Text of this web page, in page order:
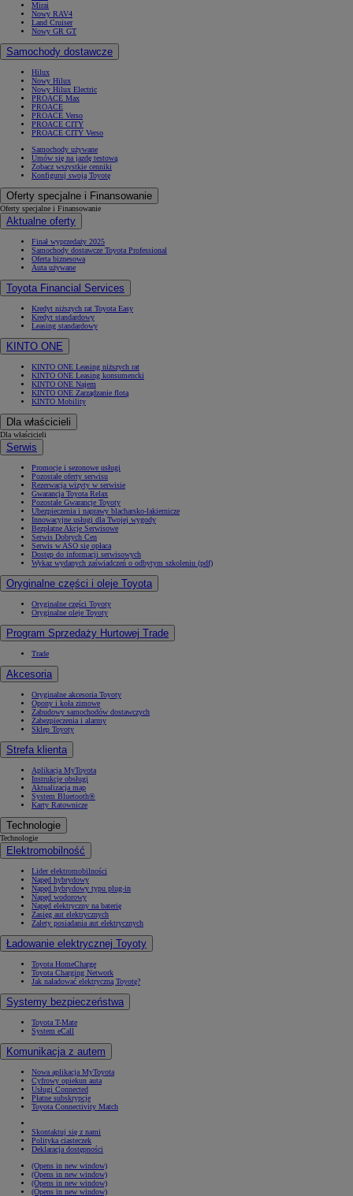
Mirai
Nowy RAV4
Land Cruiser
Nowy GR GT
Samochody dostawcze
Hilux
Nowy Hilux
Nowy Hilux Electric
PROACE Max
PROACE
PROACE Verso
PROACE CITY
PROACE CITY Verso
Samochody używane
Umów się na jazdę testową
Zobacz wszystkie cenniki
Konfiguruj swoją Toyotę
Oferty specjalne i Finansowanie
Oferty specjalne i Finansowanie
Aktualne oferty
Finał wyprzedaży 2025
Samochody dostawcze Toyota Professional
Oferta biznesowa
Auta używane
Toyota Financial Services
Kredyt niższych rat Toyota Easy
Kredyt standardowy
Leasing standardowy
KINTO ONE
KINTO ONE Leasing niższych rat
KINTO ONE Leasing konsumencki
KINTO ONE Najem
KINTO ONE Zarządzanie flotą
KINTO Mobility
Dla właścicieli
Dla właścicieli
Serwis
Promocje i sezonowe usługi
Pozostałe oferty serwisu
Rezerwacja wizyty w serwisie
Gwarancja Toyota Relax
Pozostałe Gwarancje Toyoty
Ubezpieczenia i naprawy blacharsko-lakiernicze
Innowacyjne usługi dla Twojej wygody
Bezpłatne Akcje Serwisowe
Serwis Dobrych Cen
Serwis w ASO się opłaca
Dostęp do informacji serwisowych
Wykaz wydanych zaświadczeń o odbytym szkoleniu (pdf)
Oryginalne części i oleje Toyota
Oryginalne części Toyoty
Oryginalne oleje Toyoty
Program Sprzedaży Hurtowej Trade
Trade
Akcesoria
Oryginalne akcesoria Toyoty
Opony i koła zimowe
Zabudowy samochodów dostawczych
Zabezpieczenia i alarmy
Sklep Toyoty
Strefa klienta
Aplikacja MyToyota
Instrukcje obsługi
Aktualizacja map
System Bluetooth®
Karty Ratownicze
Technologie
Technologie
Elektromobilność
Lider elektromobilności
Napęd hybrydowy
Napęd hybrydowy typu plug-in
Napęd wodorowy
Napęd elektryczny na baterię
Zasięg aut elektrycznych
Zalety posiadania aut elektrycznych
Ładowanie elektrycznej Toyoty
Toyota HomeCharge
Toyota Charging Network
Jak naładować elektryczną Toyotę?
Systemy bezpieczeństwa
Toyota T-Mate
System eCall
Komunikacja z autem
Nowa aplikacja MyToyota
Cyfrowy opiekun auta
Usługi Connected
Płatne subskrypcje
Toyota Connectivity Match
Skontaktuj się z nami
Polityka ciasteczek
Deklaracja dostępności
(Opens in new window)
(Opens in new window)
(Opens in new window)
(Opens in new window)